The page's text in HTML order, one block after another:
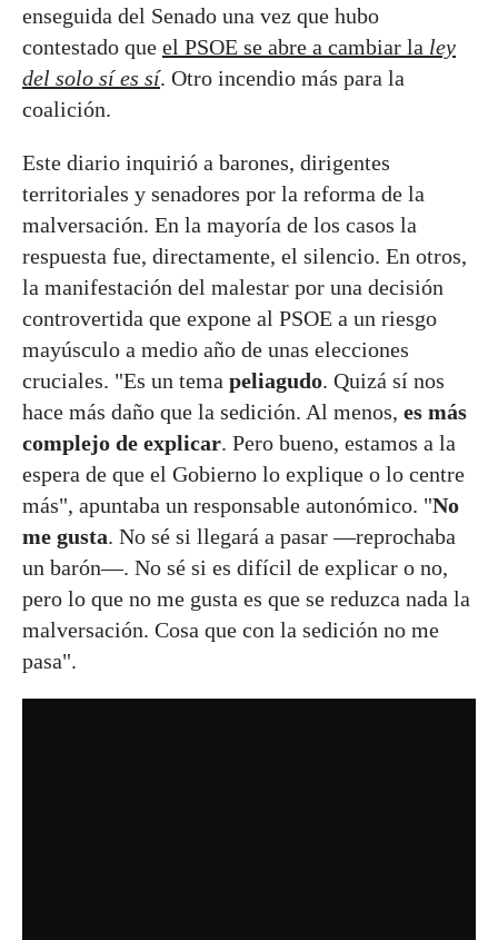
enseguida del Senado una vez que hubo
contestado que el PSOE se abre a cambiar la ley
del solo sí es sí. Otro incendio más para la
coalición.
Este diario inquirió a barones, dirigentes
territoriales y senadores por la reforma de la
malversación. En la mayoría de los casos la
respuesta fue, directamente, el silencio. En otros,
la manifestación del malestar por una decisión
controvertida que expone al PSOE a un riesgo
mayúsculo a medio año de unas elecciones
cruciales. "Es un tema peliagudo. Quizá sí nos
hace más daño que la sedición. Al menos, es más
complejo de explicar. Pero bueno, estamos a la
espera de que el Gobierno lo explique o lo centre
más", apuntaba un responsable autonómico. "No
me gusta. No sé si llegará a pasar —reprochaba
un barón—. No sé si es difícil de explicar o no,
pero lo que no me gusta es que se reduzca nada la
malversación. Cosa que con la sedición no me
pasa".